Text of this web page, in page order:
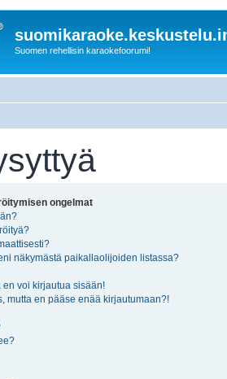
Suomen rehellisin karaokefoorumi!
ongelmat
näkymästä paikallaolijoiden listassa?
en voi kirjautua sisään!
mutta en pääse enää kirjautumaan?!